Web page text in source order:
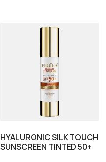
HYALURONIC SILK TOUCH
SUNSCREEN TINTED 50+